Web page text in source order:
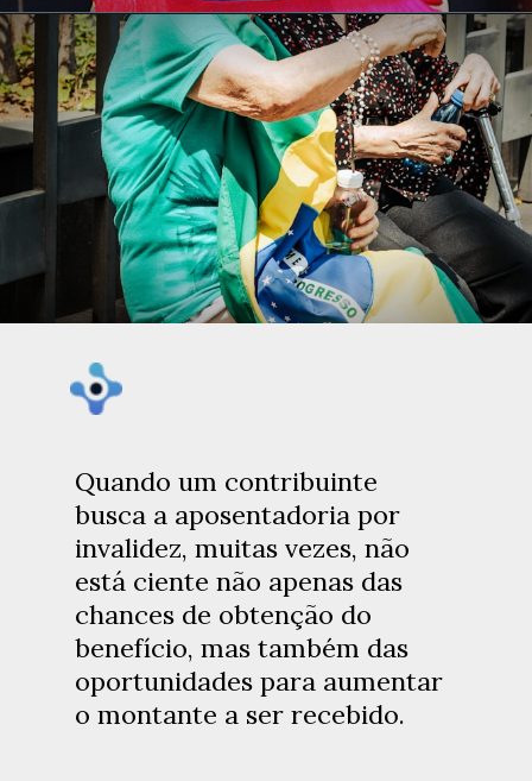
Quando um contribuinte
busca a aposentadoria por
invalidez, muitas vezes, não
está ciente não apenas das
chances de obtenção do
benefício, mas também das
oportunidades para aumentar
o montante a ser recebido.